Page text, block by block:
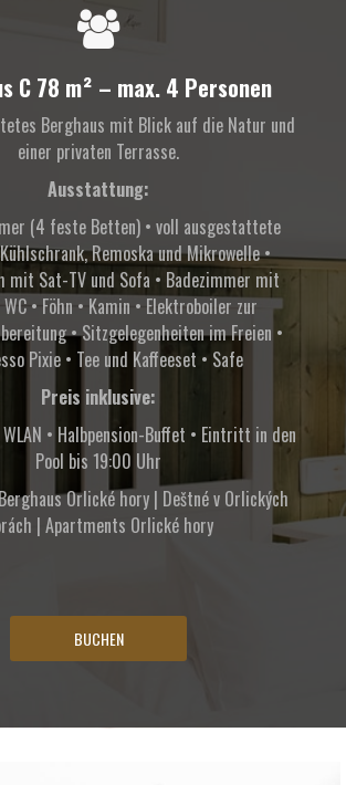
C 78 m² – max. 4 Personen
Berghaus mit Blick auf die Natur und
einer privaten Terrasse.
Ausstattung:
(4 feste Betten) • voll ausgestattete
Remoska und Mikrowelle •
mit Sat-TV und Sofa • Badezimmer mit
• Föhn • Kamin • Elektroboiler zur
• Sitzgelegenheiten im Freien •
Pixie • Tee und Kaffeeset • Safe
Preis inklusive:
• Halbpension-Buffet • Eintritt in den
Pool bis 19:00 Uhr
Orlické hory | Deštné v Orlických
| Apartments Orlické hory
BUCHEN